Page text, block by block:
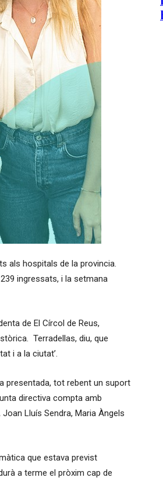
als hospitals de la provincia.
ingressats, i la setmana
de El Círcol de Reus,
Terradellas, diu, que
i a la ciutat’.
presentada, tot rebent un suport
directiva compta amb
Lluís Sendra, Maria Àngels
que estava previst
a terme el pròxim cap de